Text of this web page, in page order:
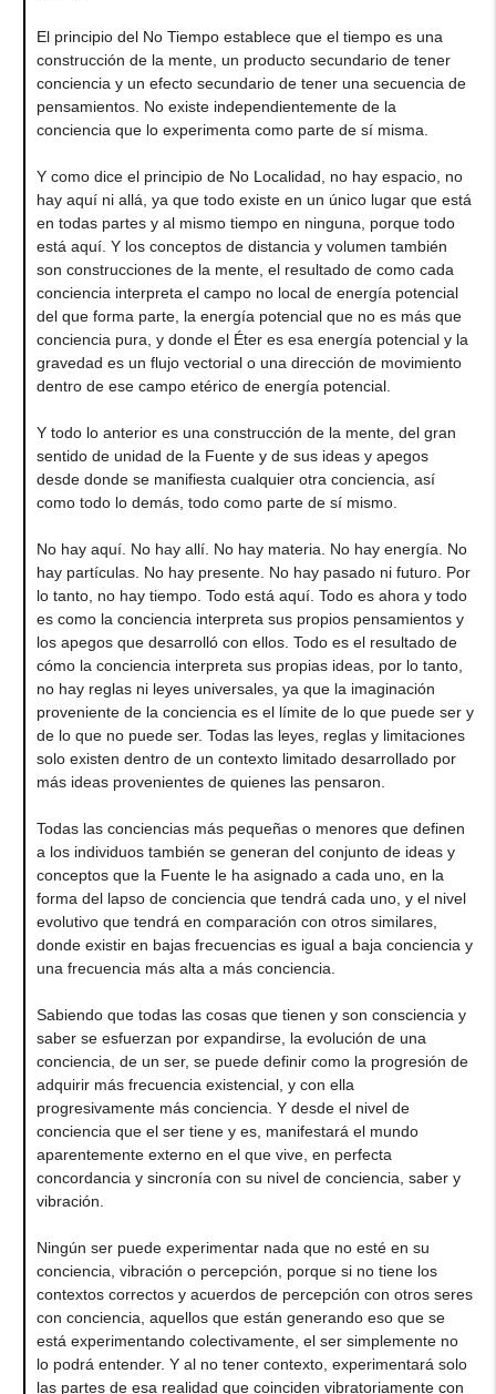
El principio del No Tiempo establece que el tiempo es una
construcción de la mente, un producto secundario de tener
conciencia y un efecto secundario de tener una secuencia de
pensamientos. No existe independientemente de la
conciencia que lo experimenta como parte de sí misma.
Y como dice el principio de No Localidad, no hay espacio, no
hay aquí ni allá, ya que todo existe en un único lugar que está
en todas partes y al mismo tiempo en ninguna, porque todo
está aquí. Y los conceptos de distancia y volumen también
son construcciones de la mente, el resultado de como cada
conciencia interpreta el campo no local de energía potencial
del que forma parte, la energía potencial que no es más que
conciencia pura, y donde el Éter es esa energía potencial y la
gravedad es un flujo vectorial o una dirección de movimiento
dentro de ese campo etérico de energía potencial.
Y todo lo anterior es una construcción de la mente, del gran
sentido de unidad de la Fuente y de sus ideas y apegos
desde donde se manifiesta cualquier otra conciencia, así
como todo lo demás, todo como parte de sí mismo.
No hay aquí. No hay allí. No hay materia. No hay energía. No
hay partículas. No hay presente. No hay pasado ni futuro. Por
lo tanto, no hay tiempo. Todo está aquí. Todo es ahora y todo
es como la conciencia interpreta sus propios pensamientos y
los apegos que desarrolló con ellos. Todo es el resultado de
cómo la conciencia interpreta sus propias ideas, por lo tanto,
no hay reglas ni leyes universales, ya que la imaginación
proveniente de la conciencia es el límite de lo que puede ser y
de lo que no puede ser. Todas las leyes, reglas y limitaciones
solo existen dentro de un contexto limitado desarrollado por
más ideas provenientes de quienes las pensaron.
Todas las conciencias más pequeñas o menores que definen
a los individuos también se generan del conjunto de ideas y
conceptos que la Fuente le ha asignado a cada uno, en la
forma del lapso de conciencia que tendrá cada uno, y el nivel
evolutivo que tendrá en comparación con otros similares,
donde existir en bajas frecuencias es igual a baja conciencia y
una frecuencia más alta a más conciencia.
Sabiendo que todas las cosas que tienen y son consciencia y
saber se esfuerzan por expandirse, la evolución de una
conciencia, de un ser, se puede definir como la progresión de
adquirir más frecuencia existencial, y con ella
progresivamente más conciencia. Y desde el nivel de
conciencia que el ser tiene y es, manifestará el mundo
aparentemente externo en el que vive, en perfecta
concordancia y sincronía con su nivel de conciencia, saber y
vibración.
Ningún ser puede experimentar nada que no esté en su
conciencia, vibración o percepción, porque si no tiene los
contextos correctos y acuerdos de percepción con otros seres
con conciencia, aquellos que están generando eso que se
está experimentando colectivamente, el ser simplemente no
lo podrá entender. Y al no tener contexto, experimentará solo
las partes de esa realidad que coinciden vibratoriamente con